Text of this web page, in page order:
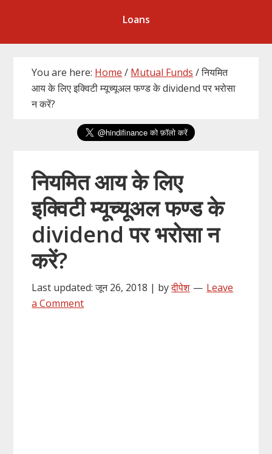
Loans
You are here: Home / Mutual Funds /नियमित
आय के लिए इक्विटी म्यूच्यूअल फण्ड के dividend पर भरोसा
न करें?
नियमित आय के लिए
इक्विटी म्यूच्यूअल फण्ड के
dividend पर भरोसा न
करें?
Last updated: जून 26, 2018 | byदीपेश
Leave
a Comment